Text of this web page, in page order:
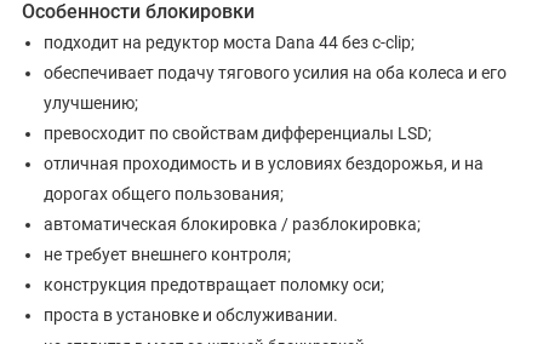
Особенности блокировки
подходит на редуктор моста Dana 44 без c-clip;
обеспечивает подачу тягового усилия на оба колеса и его
улучшению;
превосходит по свойствам дифференциалы LSD;
отличная проходимость и в условиях бездорожья, и на
дорогах общего пользования;
автоматическая блокировка / разблокировка;
не требует внешнего контроля;
конструкция предотвращает поломку оси;
проста в установке и обслуживании.